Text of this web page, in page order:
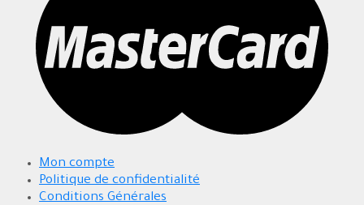
Mon compte
Politique de confidentialité
Conditions Générales